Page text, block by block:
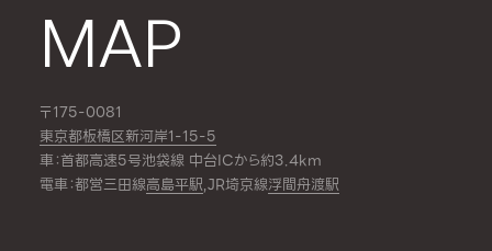
MAP
〒175-0081
東京都板橋区新河岸1-15-5
車：首都高速5号池袋線 中台ICから約3.4km
電車：都営三田線高島平駅,JR埼京線浮間舟渡駅